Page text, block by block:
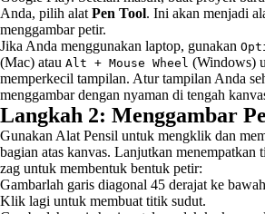
Anda, pilih alat Pen Tool. Ini akan menjadi
menggambar petir.
Jika Anda menggunakan laptop, gunakan
(Mac) atau Alt + Mouse Wheel (Windows)
memperkecil tampilan. Atur tampilan Anda
menggambar dengan nyaman di tengah
Langkah 2: Menggambar
Gunakan Alat Pensil untuk mengklik dan
bagian atas kanvas. Lanjutkan
zag untuk membentuk bentuk petir:
Gambarlah garis diagonal 45 derajat ke
Klik lagi untuk membuat titik sudut.